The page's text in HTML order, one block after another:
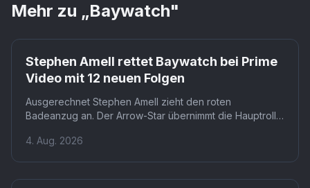
Mehr zu „Baywatch"
Stephen Amell rettet Baywatch bei Prime
Video mit 12 neuen Folgen
Ausgerechnet Stephen Amell zieht den roten
Badeanzug an. Der Arrow-Star übernimmt die Hauptrolle
2027 in den USA. Dass ausgerechnet ein DC-
4. Aug. 2026